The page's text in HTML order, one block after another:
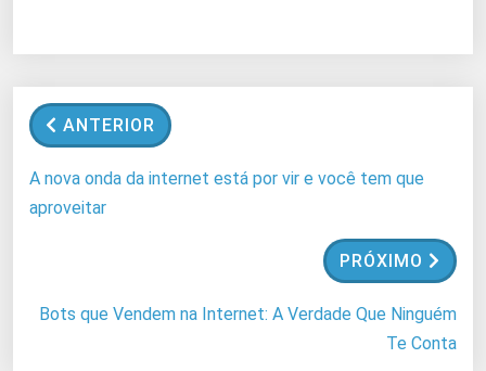
ANTERIOR
A nova onda da internet está por vir e você tem que
aproveitar
PRÓXIMO
Bots que Vendem na Internet: A Verdade Que Ninguém
Te Conta